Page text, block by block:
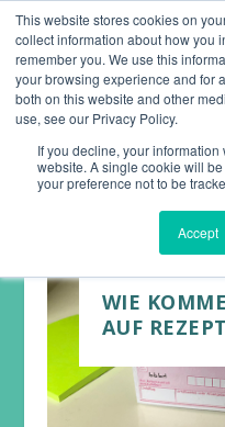
This website stores cookies on
collect information about how you
remember you. We use this
your browsing experience and for
both on this website and other
use, see our Privacy Policy.
If you decline, your information
website. A single cookie will
your preference not to be
Accept
WIE
AUF